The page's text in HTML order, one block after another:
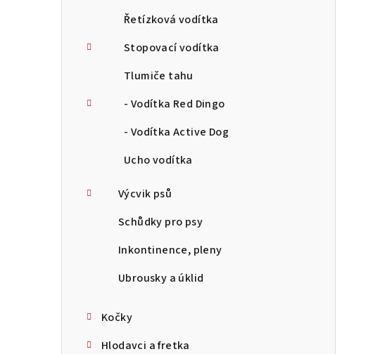
Řetízková vodítka
Stopovací vodítka
Tlumiče tahu
- Vodítka Red Dingo
- Vodítka Active Dog
Ucho vodítka
Výcvik psů
Schůdky pro psy
Inkontinence, pleny
Ubrousky a úklid
Kočky
Hlodavci a fretka